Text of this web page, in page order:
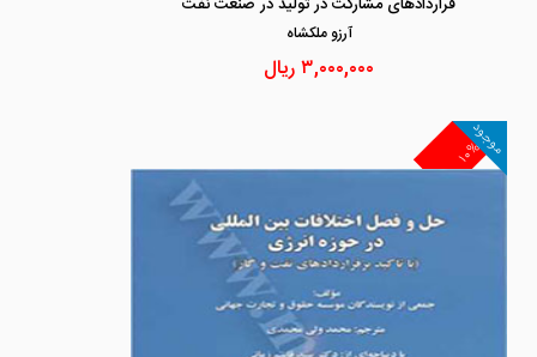
آرزو ملكشاه
۳,۰۰۰,۰۰۰ریال
۱۰%
موجود